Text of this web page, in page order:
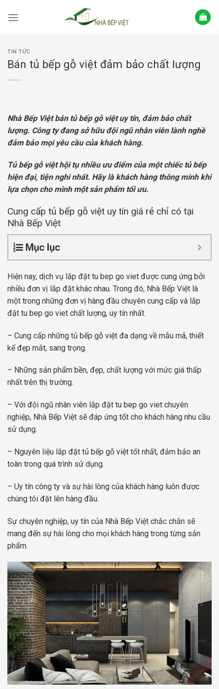
TIN TỨC
Bán tủ bếp gỗ việt đảm bảo chất lượng
Nhà Bếp Việt bán tủ bếp gỗ việt uy tín, đảm bảo chất
lượng. Công ty đang sở hữu đội ngũ nhân viên lành nghề
đảm bảo mọi yêu cầu của khách hàng.
Tủ bếp gỗ việt hội tụ nhiều ưu điểm của một chiếc tủ bếp
hiện đại, tiện nghi nhất. Hãy là khách hàng thông minh khi
lựa chọn cho mình một sản phẩm tối ưu.
Cung cấp tủ bếp gỗ việt uy tín giá rẻ chỉ có tại
Nhà Bếp Việt
Mục lục
Hiện nay, dịch vụ lắp đặt tu bep go viet được cung ứng bởi
nhiều đơn vị lắp đặt khác nhau. Trong đó, Nhà Bếp Việt là
một trong những đơn vị hàng đầu chuyên cung cấp và lắp
đặt tu bep go viet chất lượng, uy tín nhất.
– Cung cấp những tủ bếp gỗ việt đa dạng về mẫu mã, thiết
kế đẹp mắt, sang trọng.
– Những sản phẩm bền, đẹp, chất lượng với mức giá thấp
nhất trên thị trường.
– Với đội ngũ nhân viên lắp đặt tu bep go viet chuyên
nghiệp, Nhà Bếp Việt sẽ đáp ứng tốt cho khách hàng nhu cầu
sử dụng.
– Nguyên liệu lắp đặt tủ bếp gỗ việt tốt nhất, đảm bảo an
toàn trong quá trình sử dụng.
– Uy tín công ty và sự hài lòng của khách hàng luôn được
chúng tôi đặt lên hàng đầu.
Sự chuyên nghiệp, uy tín của Nhà Bếp Việt chắc chắn sẽ
mang đến sự hài lòng cho mọi khách hàng trong từng sản
phẩm.